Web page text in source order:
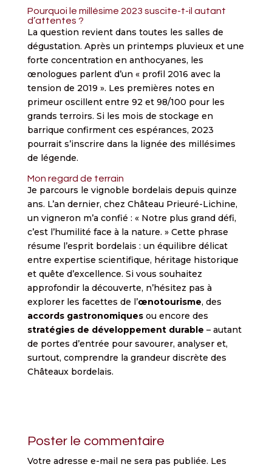
Pourquoi le millésime 2023 suscite-t-il autant
d’attentes ?
La question revient dans toutes les salles de
dégustation. Après un printemps pluvieux et une
forte concentration en anthocyanes, les
œnologues parlent d’un « profil 2016 avec la
tension de 2019 ». Les premières notes en
primeur oscillent entre 92 et 98/100 pour les
grands terroirs. Si les mois de stockage en
barrique confirment ces espérances, 2023
pourrait s’inscrire dans la lignée des millésimes
de légende.
Mon regard de terrain
Je parcours le vignoble bordelais depuis quinze
ans. L’an dernier, chez Château Prieuré-Lichine,
un vigneron m’a confié : « Notre plus grand défi,
c’est l’humilité face à la nature. » Cette phrase
résume l’esprit bordelais : un équilibre délicat
entre expertise scientifique, héritage historique
et quête d’excellence. Si vous souhaitez
approfondir la découverte, n’hésitez pas à
explorer les facettes de l’œnotourisme, des
accords gastronomiquesou encore des
stratégies de développement durable – autant
de portes d’entrée pour savourer, analyser et,
surtout, comprendre la grandeur discrète des
Châteaux bordelais.
Poster le commentaire
Votre adresse e-mail ne sera pas publiée. Les